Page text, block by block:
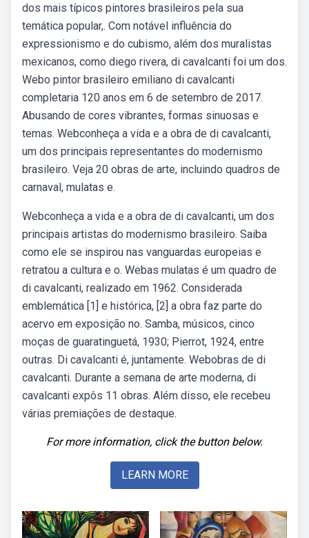
dos mais típicos pintores brasileiros pela sua
temática popular,. Com notável influência do
expressionismo e do cubismo, além dos muralistas
mexicanos, como diego rivera, di cavalcanti foi um dos.
Webo pintor brasileiro emiliano di cavalcanti
completaria 120 anos em 6 de setembro de 2017.
Abusando de cores vibrantes, formas sinuosas e
temas. Webconheça a vida e a obra de di cavalcanti,
um dos principais representantes do modernismo
brasileiro. Veja 20 obras de arte, incluindo quadros de
carnaval, mulatas e.
Webconheça a vida e a obra de di cavalcanti, um dos
principais artistas do modernismo brasileiro. Saiba
como ele se inspirou nas vanguardas europeias e
retratou a cultura e o. Webas mulatas é um quadro de
di cavalcanti, realizado em 1962. Considerada
emblemática [1] e histórica, [2] a obra faz parte do
acervo em exposição no. Samba, músicos, cinco
moças de guaratinguetá, 1930; Pierrot, 1924, entre
outras. Di cavalcanti é, juntamente. Webobras de di
cavalcanti. Durante a semana de arte moderna, di
cavalcanti expôs 11 obras. Além disso, ele recebeu
várias premiações de destaque.
For more information, click the button below.
LEARN MORE